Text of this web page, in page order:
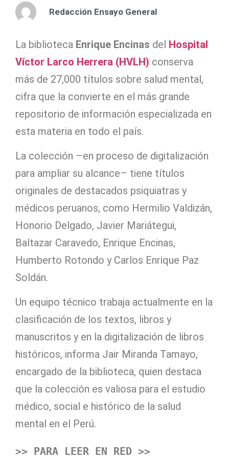
Redacción Ensayo General
La biblioteca Enrique Encinas del Hospital
Víctor Larco Herrera (HVLH) conserva
más de 27,000 títulos sobre salud mental,
cifra que la convierte en el más grande
repositorio de información especializada en
esta materia en todo el país.
La colección –en proceso de digitalización
para ampliar su alcance– tiene títulos
originales de destacados psiquiatras y
médicos peruanos, como Hermilio Valdizán,
Honorio Delgado, Javier Mariátegui,
Baltazar Caravedo, Enrique Encinas,
Humberto Rotondo y Carlos Enrique Paz
Soldán.
Un equipo técnico trabaja actualmente en la
clasificación de los textos, libros y
manuscritos y en la digitalización de libros
históricos, informa Jair Miranda Tamayo,
encargado de la biblioteca, quien destaca
que la colección es valiosa para el estudio
médico, social e histórico de la salud
mental en el Perú.
>> PARA LEER EN RED >>